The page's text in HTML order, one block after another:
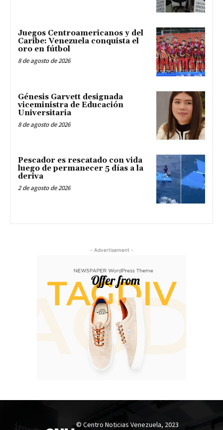
Juegos Centroamericanos y del
Caribe: Venezuela conquista el
oro en fútbol
8 de agosto de 2026
Génesis Garvett designada
viceministra de Educación
Universitaria
8 de agosto de 2026
Pescador es rescatado con vida
luego de permanecer 5 días a la
deriva
2 de agosto de 2026
- Advertisement -
© Centro Noticias Venezuela, 2023